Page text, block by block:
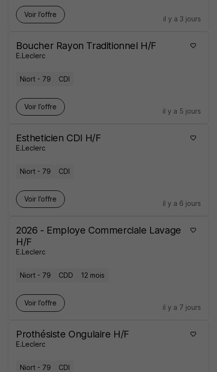
Voir l’offre
il y a 3 jours
Boucher Rayon Traditionnel H/F
E.Leclerc
Niort - 79 CDI
Voir l’offre
il y a 5 jours
Estheticien CDI H/F
E.Leclerc
Niort - 79 CDI
Voir l’offre
il y a 6 jours
2026 - Employe Commerciale Lavage
H/F
E.Leclerc
Niort - 79 CDD 12 mois
Voir l’offre
il y a 7 jours
Prothésiste Ongulaire H/F
E.Leclerc
Niort - 79 CDI